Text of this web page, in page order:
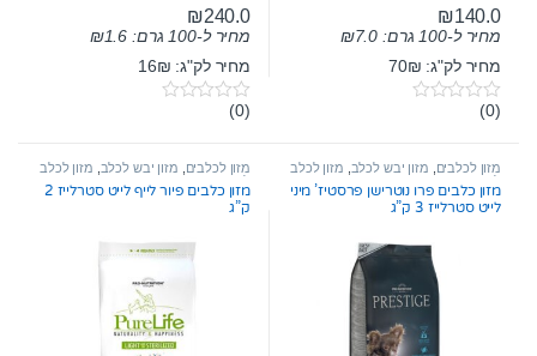
₪140.0
מחיר ל-100 גרם: ₪7.0
מחיר לק"ג: 70₪
0
t
o
f
5
(0)
₪240.0
מחיר ל-100 גרם: ₪1.6
מחיר לק"ג: 16₪
0
t
o
f
5
(0)
מזון לכלבים מזון יבש לכלב מזון לכלב
לייט
מזון כלבים פרו נוטרישן פרסטיז’ מיני
לייט סטרלייז 3 ק”ג
מזון לכלבים מזון יבש לכלב מזון לכלב
לייט
מזון כלבים פיור לייף לייט סטרלייז 2
ק”ג